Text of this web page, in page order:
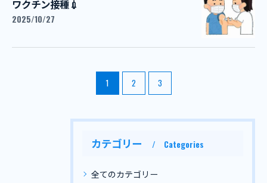
ワクチン接種💉
2025/10/27
1 2 3
カテゴリー Categories
全てのカテゴリー